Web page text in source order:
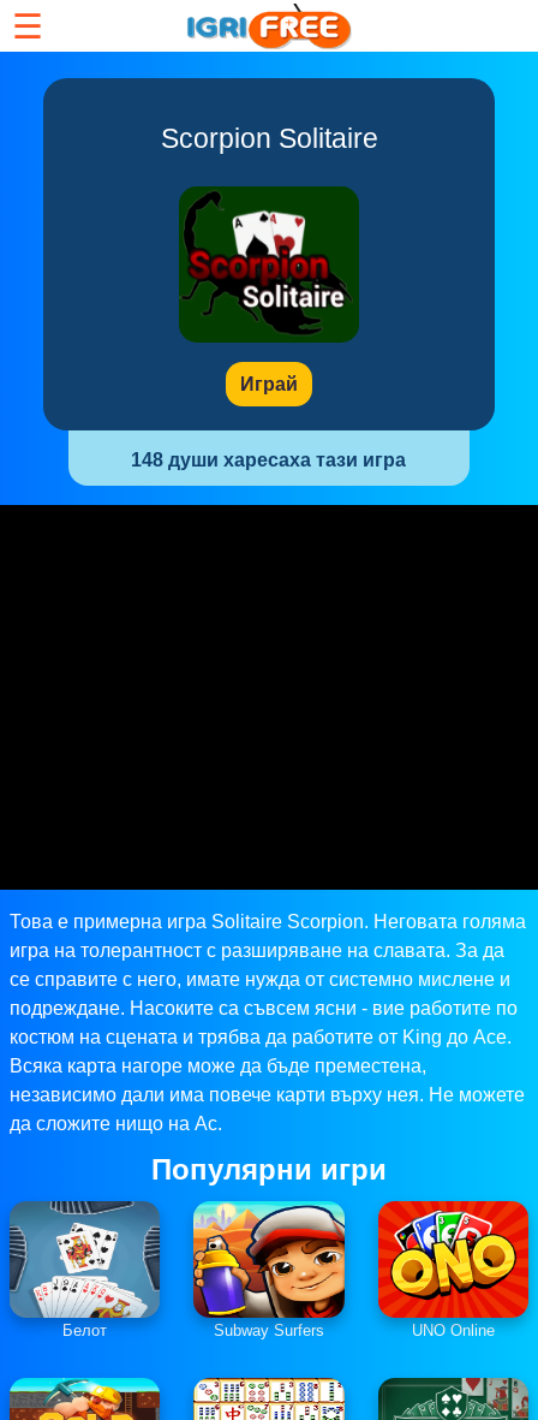
☰
Scorpion Solitaire
Играй
148 души харесаха тази игра
Това е примерна игра Solitaire Scorpion. Неговата голяма
игра на толерантност с разширяване на славата. За да
се справите с него, имате нужда от системно мислене и
подреждане. Насоките са съвсем ясни - вие работите по
костюм на сцената и трябва да работите от King до Ace.
Всяка карта нагоре може да бъде преместена,
независимо дали има повече карти върху нея. Не можете
да сложите нищо на Ас.
Популярни игри
Белот Subway Surfers UNO Online